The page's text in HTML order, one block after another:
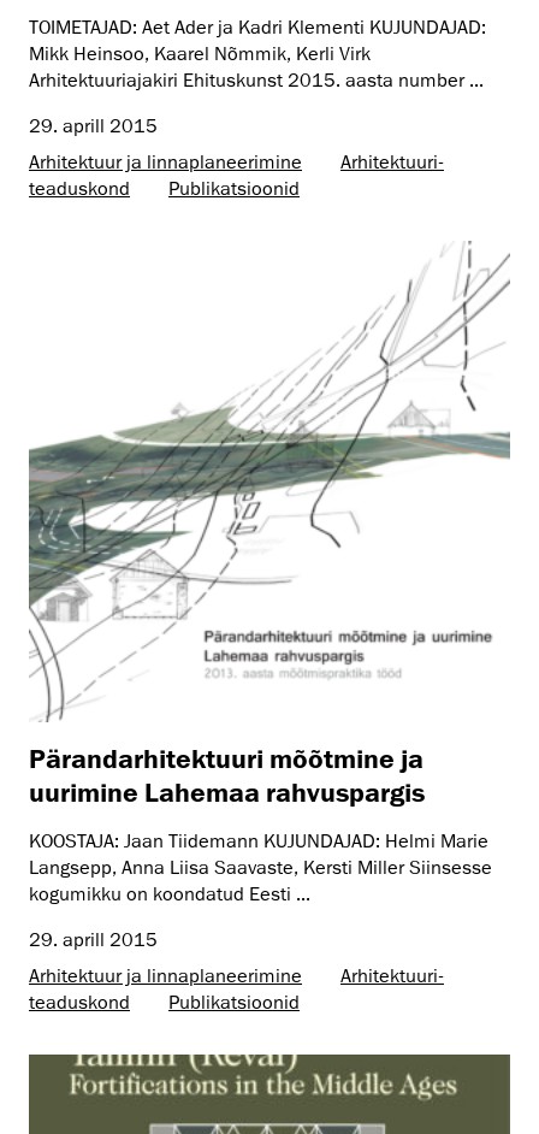
TOIMETAJAD: Aet Ader ja Kadri Klementi KUJUNDAJAD:
Mikk Heinsoo, Kaarel Nõmmik, Kerli Virk
Arhitektuuriajakiri Ehituskunst 2015. aasta number ...
29. aprill 2015
Arhitektuur ja linnaplaneerimine
Arhitektuuri­
teaduskond
Publikatsioonid
Pärandarhitektuuri mõõtmine ja
uurimine Lahemaa rahvuspargis
KOOSTAJA: Jaan Tiidemann KUJUNDAJAD: Helmi Marie
Langsepp, Anna Liisa Saavaste, Kersti Miller Siinsesse
kogumikku on koondatud Eesti ...
29. aprill 2015
Arhitektuur ja linnaplaneerimine
Arhitektuuri­
teaduskond
Publikatsioonid